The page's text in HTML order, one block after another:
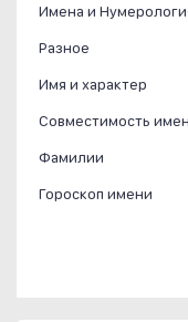
Имена и
Разное
Имя и характер
Совместимость имен
Фамилии
Гороскоп имени